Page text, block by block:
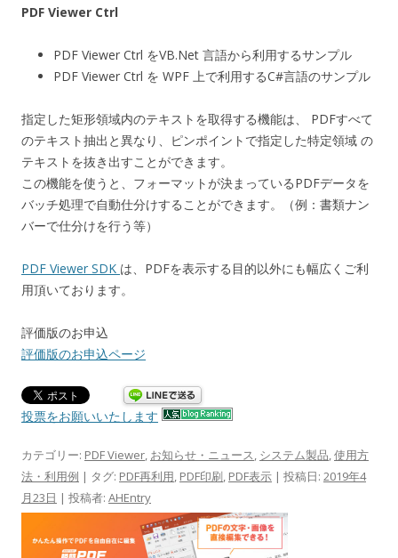
PDF Viewer Ctrl
PDF Viewer Ctrl をVB.Net 言語から利用するサンプル
PDF Viewer Ctrl を WPF 上で利用するC#言語のサンプル
指定した矩形領域内のテキストを取得する機能は、 PDFすべて
のテキスト抽出と異なり、ピンポイントで指定した特定領域 の
テキストを抜き出すことができます。
この機能を使うと、フォーマットが決まっているPDFデータを
バッチ処理で自動仕分けすることができます。（例：書類ナン
バーで仕分けを行う等）
PDF Viewer SDK は、PDFを表示する目的以外にも幅広くご利
用頂いております。
評価版のお申込
評価版のお申込ページ
投票をお願いいたします
カテゴリー: PDF Viewer, お知らせ・ニュース, システム製品,使用方
法・利用例 | タグ: PDF再利用, PDF印刷, PDF表示 | 投稿日: 2019年4
月23日 | 投稿者: AHEntry